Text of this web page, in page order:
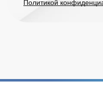
Политикой